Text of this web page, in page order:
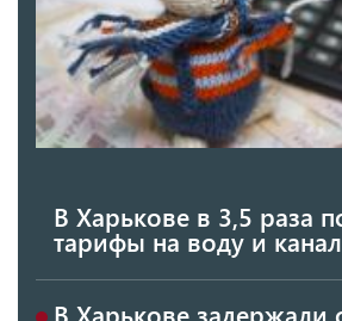
В Харькове в 3,5 раза
тарифы на воду и
В Харькове задержали